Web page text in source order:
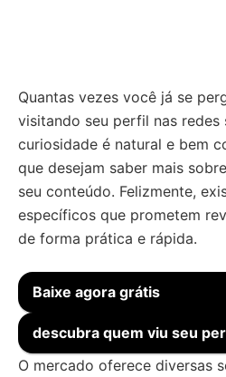
Quantas vezes você já se
visitando seu perfil nas redes
curiosidade é natural e bem
que desejam saber mais
seu conteúdo. Felizmente,
específicos que prometem
de forma prática e rápida.
Baixe agora grátis
descubra quem viu seu
O mercado oferece diversas